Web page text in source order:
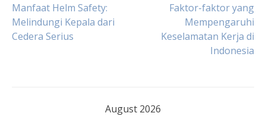
Post
navigation
Manfaat Helm Safety:
Melindungi Kepala dari
Cedera Serius
Faktor-faktor yang
Mempengaruhi
Keselamatan Kerja di
Indonesia
August 2026